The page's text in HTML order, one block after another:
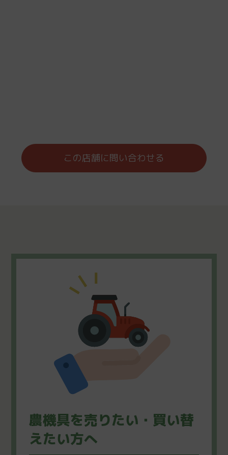
この店舗に問い合わせる
農機具を売りたい・買い替
えたい方へ